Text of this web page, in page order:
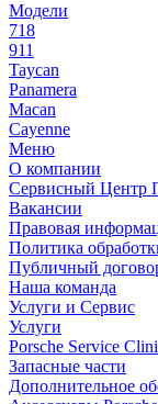
Модели
718
911
Taycan
Panamera
Macan
Cayenne
Меню
О компании
Сервисный Центр
Вакансии
Правовая
Политика
Публичный
Наша команда
Услуги и Сервис
Услуги
Porsche Service
Запасные части
Дополнительное